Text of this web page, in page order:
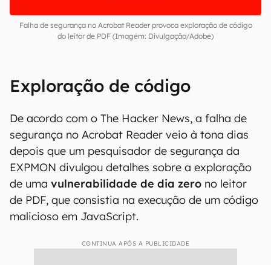
Falha de segurança no Acrobat Reader provoca exploração de código
do leitor de PDF (Imagem: Divulgação/Adobe)
Exploração de código